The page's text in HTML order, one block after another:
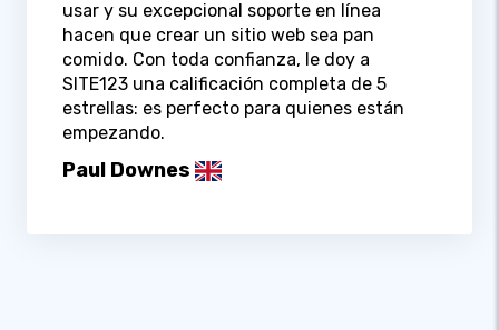
usar y su excepcional soporte en línea
hacen que crear un sitio web sea pan
comido. Con toda confianza, le doy a
SITE123 una calificación completa de 5
estrellas: es perfecto para quienes están
empezando.
Paul Downes